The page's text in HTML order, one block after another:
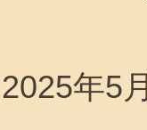
2025年5月